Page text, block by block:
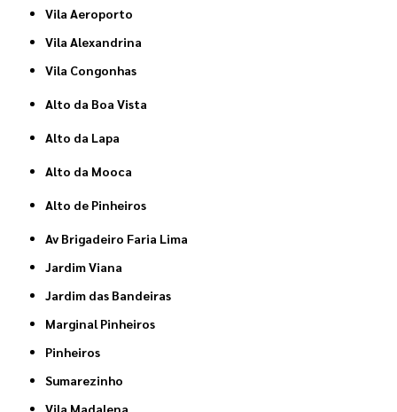
Vila Aeroporto
Vila Alexandrina
Vila Congonhas
Alto da Boa Vista
Alto da Lapa
Alto da Mooca
Alto de Pinheiros
Av Brigadeiro Faria Lima
Jardim Viana
Jardim das Bandeiras
Marginal Pinheiros
Pinheiros
Sumarezinho
Vila Madalena